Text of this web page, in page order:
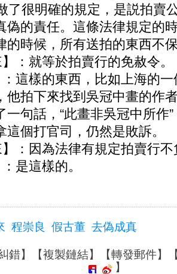
了很明確的規定，是説拍賣
偽的責任。這條法律規定的
的時候，所有送拍的東西不
就等於拍賣行的免赦令。
這樣的東西，比如上海的一
他拍下來找到吳冠中畫的作
一句話，“此畫非吳冠中所作
個打官司，仍然是敗訴。
：因為法律有規定拍賣行不
是這樣的。
程崇良 假古董 去偽成真
錯】【複製鏈結】【轉發郵件】
】